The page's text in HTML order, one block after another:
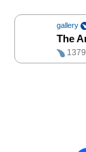
gallery
1379